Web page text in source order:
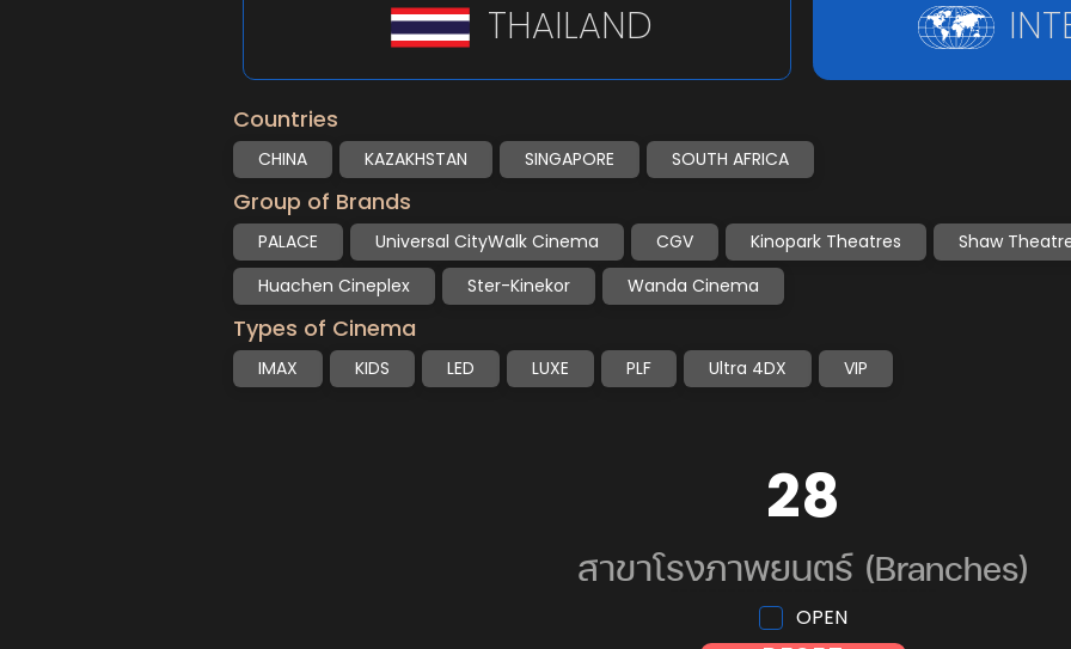
THAILAND
Countries
CHINA KAZAKHSTAN SINGAPORE SOUTH AFRICA
Group of Brands
PALACE Universal CityWalk Cinema CGV Kinopark Theatres Shaw
Huachen Cineplex
Ster-Kinekor Wanda Cinema
Types of Cinema
IMAX KIDS LED LUXE PLF Ultra 4DX VIP
28
สาขาโรงภาพยนตร์ (Branches)
----------------------------
OPEN